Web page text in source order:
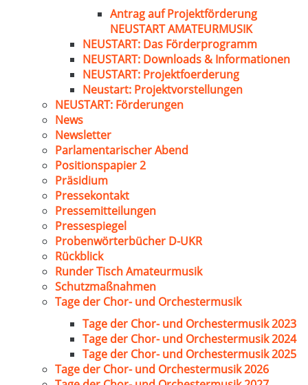
Antrag auf Projektförderung
NEUSTART AMATEURMUSIK
NEUSTART: Das Förderprogramm
NEUSTART: Downloads & Informationen
NEUSTART: Projektfoerderung
Neustart: Projektvorstellungen
NEUSTART: Förderungen
News
Newsletter
Parlamentarischer Abend
Positionspapier 2
Präsidium
Pressekontakt
Pressemitteilungen
Pressespiegel
Probenwörterbücher D-UKR
Rückblick
Runder Tisch Amateurmusik
Schutzmaßnahmen
Tage der Chor- und Orchestermusik
Tage der Chor- und Orchestermusik 2023
Tage der Chor- und Orchestermusik 2024
Tage der Chor- und Orchestermusik 2025
Tage der Chor- und Orchestermusik 2026